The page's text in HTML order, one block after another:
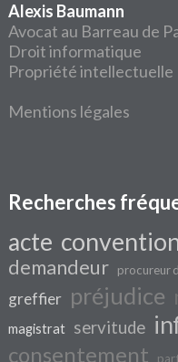
Alexis Baumann
Avocat au Barreau de
Droit informatique
Propriété intellectuelle
Mentions légales
Recherches
acte
demandeur procureur
greffier préjudice
magistrat servitude
consentement